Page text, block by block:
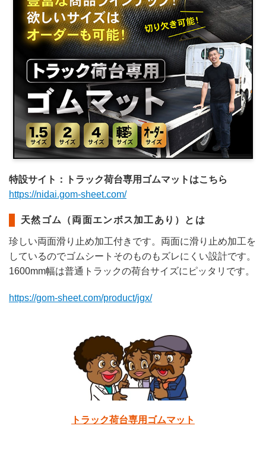
特設サイト：トラック荷台専用ゴムマットはこちら
https://nidai.gom-sheet.com/
天然ゴム（両面エンボス加工あり）とは
珍しい両面滑り止め加工付きです。両面に滑り止め加工を
しているのでゴムシートそのものもズレにくい設計です。
1600mm幅は普通トラックの荷台サイズにピッタリです。
https://gom-sheet.com/product/jgx/
トラック荷台専用ゴムマット